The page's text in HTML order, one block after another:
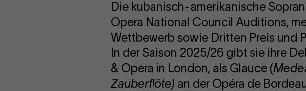
Die kubanisch-amerikanische
Opera National Council Auditions,
Wettbewerb sowie Dritten Preis und
In der Saison 2025/26 gibt sie ihre
& Opera in London, als Glauce (
Zauberflöte) an der Opéra de